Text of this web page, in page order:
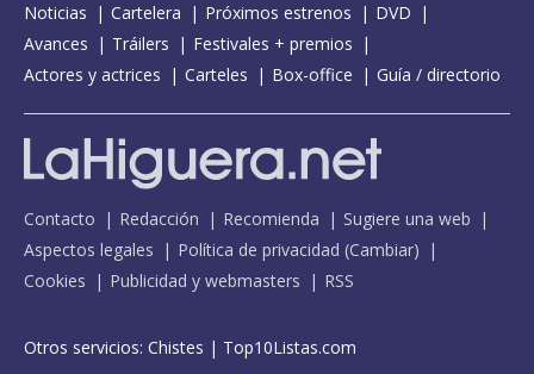
Noticias Cartelera Próximos estrenos
DVD
Avances
Tráilers
Festivales + premios
Actores y actrices
Carteles Box-office Guía / directorio
Contacto Redacción Recomienda
Sugiere una web
Aspectos legales
Política de privacidad (Cambiar)
Cookies
Publicidad y webmasters RSS
Otros servicios: Chistes | Top10Listas.com